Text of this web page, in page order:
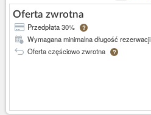
Oferta zwrotna
Przedpłata 30% ?
Wymagana minimalna długość
Oferta częściowo zwrotna
?